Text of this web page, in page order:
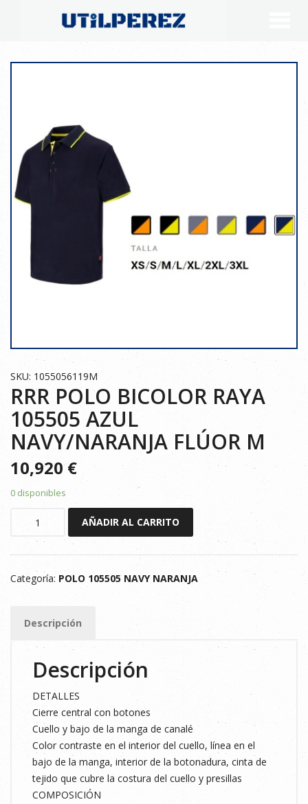
SKU: 1055056119M
RRR POLO BICOLOR RAYA
105505 AZUL
NAVY/NARANJA FLÚOR M
10,920€
0 disponibles
105505
FLÚOR
cantidad
AÑADIR AL CARRITO
Categoría: POLO 105505 NAVY NARANJA
Descripción
Descripción
DETALLES
Cierre central con botones
Cuello y bajo de la manga de canalé
Color contraste en el interior del cuello, línea en el
bajo de la manga, interior de la botonadura, cinta de
tejido que cubre la costura del cuello y presillas
COMPOSICIÓN